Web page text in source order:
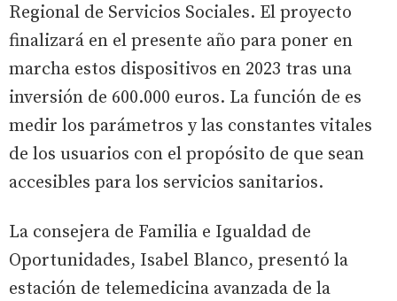
Regional de Servicios Sociales. El proyecto
finalizará en el presente año para poner en
marcha estos dispositivos en 2023 tras una
inversión de 600.000 euros. La función de es
medir los parámetros y las constantes vitales
de los usuarios con el propósito de que sean
accesibles para los servicios sanitarios.
La consejera de Familia e Igualdad de
Oportunidades, Isabel Blanco, presentó la
estación de telemedicina avanzada de la